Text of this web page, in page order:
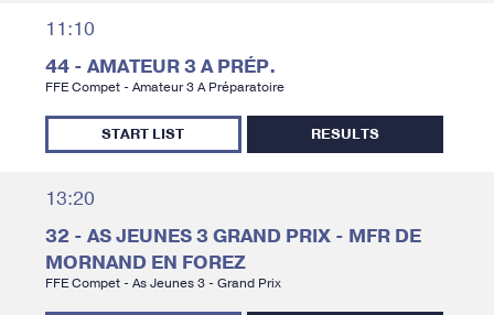
11:10
44 - AMATEUR 3 A PRÉP.
FFE Compet - Amateur 3 A Préparatoire
START LIST RESULTS
13:20
32 - AS JEUNES 3 GRAND PRIX - MFR DE
MORNAND EN FOREZ
FFE Compet - As Jeunes 3 - Grand Prix